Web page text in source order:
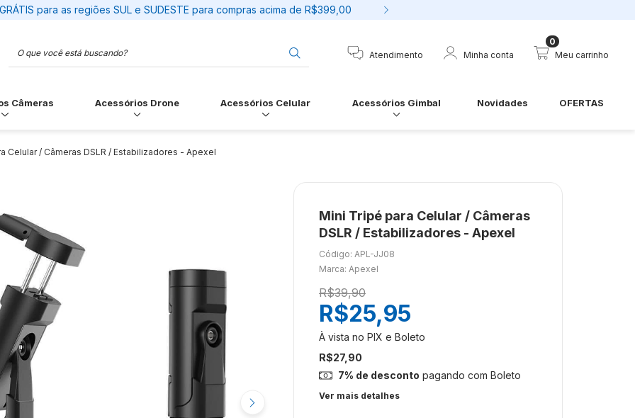
para as regiões SUL e SUDESTE para compras acima de R$399,00
Atendimento Minha conta Meu carrinho
0
Câmeras Acessórios Drone Acessórios Celular Acessórios Gimbal Novidades OFERTAS
Celular / Câmeras DSLR / Estabilizadores - Apexel
Mini Tripé para Celular / Câmeras
DSLR / Estabilizadores - Apexel
Código: APL-JJ08
Marca: Apexel
R$39,90
R$27,90
R$25,95
7% de desconto pagando com Boleto
Ver mais detalhes